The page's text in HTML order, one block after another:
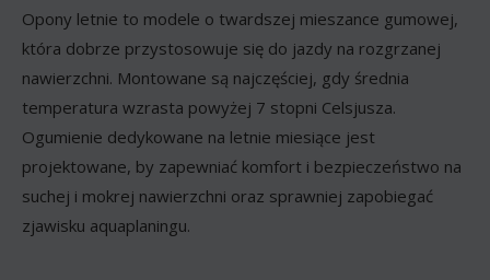
Opony letnie to modele o twardszej mieszance gumowej,
która dobrze przystosowuje się do jazdy na rozgrzanej
nawierzchni. Montowane są najczęściej, gdy średnia
temperatura wzrasta powyżej 7 stopni Celsjusza.
Ogumienie dedykowane na letnie miesiące jest
projektowane, by zapewniać komfort i bezpieczeństwo na
suchej i mokrej nawierzchni oraz sprawniej zapobiegać
zjawisku aquaplaningu.